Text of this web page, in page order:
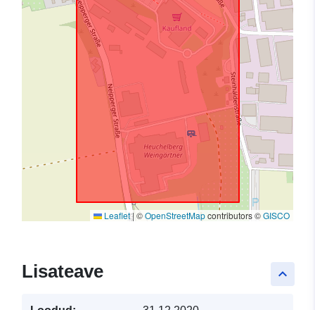
Leaflet| ©OpenStreetMapcontributors ©GISCO
keyboard_arrow_up
Lisateave